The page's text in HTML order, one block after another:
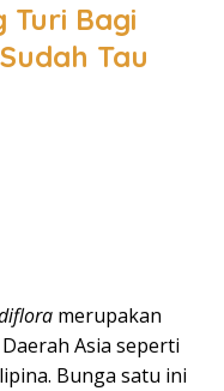
Turi Bagi
Tau
merupakan
Asia seperti
Bunga satu ini